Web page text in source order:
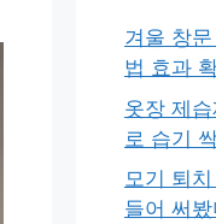
겨울 창
법 효과
옷장 제
로 습기
모기 퇴
들어 써